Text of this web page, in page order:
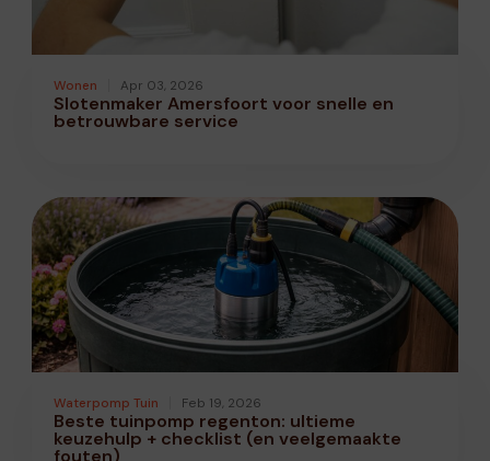
Wonen Apr 03, 2026
Slotenmaker Amersfoort voor snelle en
betrouwbare service
Waterpomp Tuin Feb 19, 2026
Beste tuinpomp regenton: ultieme
keuzehulp + checklist (en veelgemaakte
fouten)